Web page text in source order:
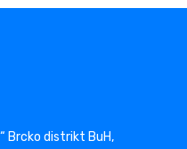
Brcko distrikt BuH,